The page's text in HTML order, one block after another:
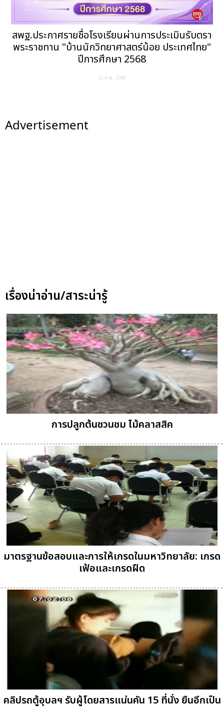
สพฐ.ประกาศรายชื่อโรงเรียนผ่านการประเมินรับตรา
พระราชทาน "บ้านนักวิทยาศาสตร์น้อย ประเทศไทย"
ปีการศึกษา 2568
22 ก.ค. 2569
Advertisement
เรื่องน่าอ่าน/สาระน่ารู้
การปลูกต้นชวนชม ไม้คลาสสิค
มาตรฐานข้อสอบและการให้เกรดในมหาวิทยาลัย: เกรด
เฟ้อและเกรดฝืด
คลิปรถตู้อุบลฯ รับผู้โดยสารแน่นคัน 15 ที่นั่ง ยืนอีกเป็น